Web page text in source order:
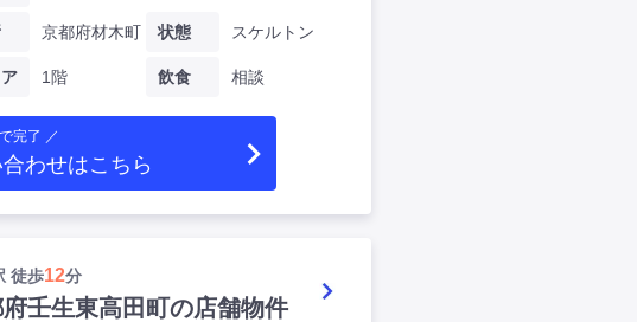
京都府材木町
1階
状態 スケルトン
飲食 相談
完了 ／
わせはこちら
徒歩12分
壬生東高田町の店舗物件